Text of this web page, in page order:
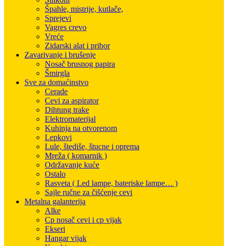
Špahle, mistrije, kutlače,
Sprejevi
Vagres crevo
Vreće
Zidarski alat i pribor
Zavarivanje i brušenje
Nosač brusnog papira
Šmirgla
Sve za domaćinstvo
Cerade
Cevi za aspirator
Dihtung trake
Elektromaterijal
Kuhinja na otvorenom
Lepkovi
Lule, štediše, štucne i oprema
Mreža ( komarnik )
Održavanje kuće
Ostalo
Rasveta ( Led lampe, bateriske lampe… )
Sajle ručne za čišćenje cevi
Metalna galanterija
Alke
Cp nosač cevi i cp vijak
Ekseri
Hangar vijak